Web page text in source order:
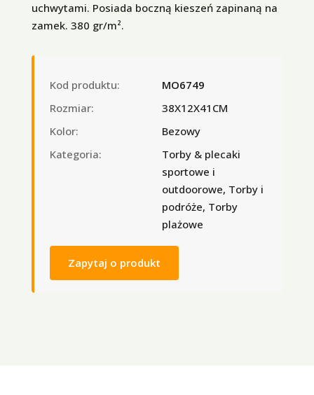
uchwytami. Posiada boczną kieszeń zapinaną na
zamek. 380 gr/m².
Kod produktu:
MO6749
Rozmiar:
38X12X41CM
Kolor:
Bezowy
Kategoria:
Torby & plecaki
sportowe i
outdoorowe, Torby i
podróże, Torby
plażowe
Zapytaj o produkt